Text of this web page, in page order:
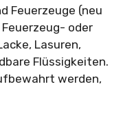
Feuerzeuge (neu
oder
Lasuren,
Flüssigkeiten.
werden,